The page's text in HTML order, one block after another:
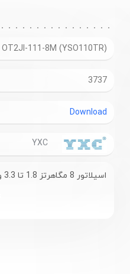
(YSO110TR) OT2JI-111-8M
3737
Download
اسیلاتور 8 مگاهرتز 1.8 تا 3.3 ولت با پکیج SMD3225-4P